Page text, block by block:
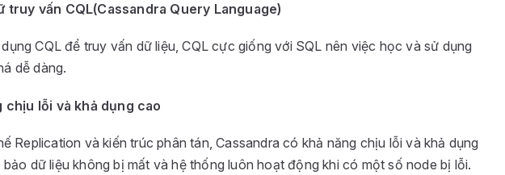
truy vấn CQL(Cassandra Query Language)
CQL để truy vấn dữ liệu, CQL cực giống với SQL nên việc học và sử dụng
dễ dàng.
chịu lỗi và khả dụng cao
Replication và kiến trúc phân tán, Cassandra có khả năng chịu lỗi và khả dụng
dữ liệu không bị mất và hệ thống luôn hoạt động khi có một số node bị lỗi.